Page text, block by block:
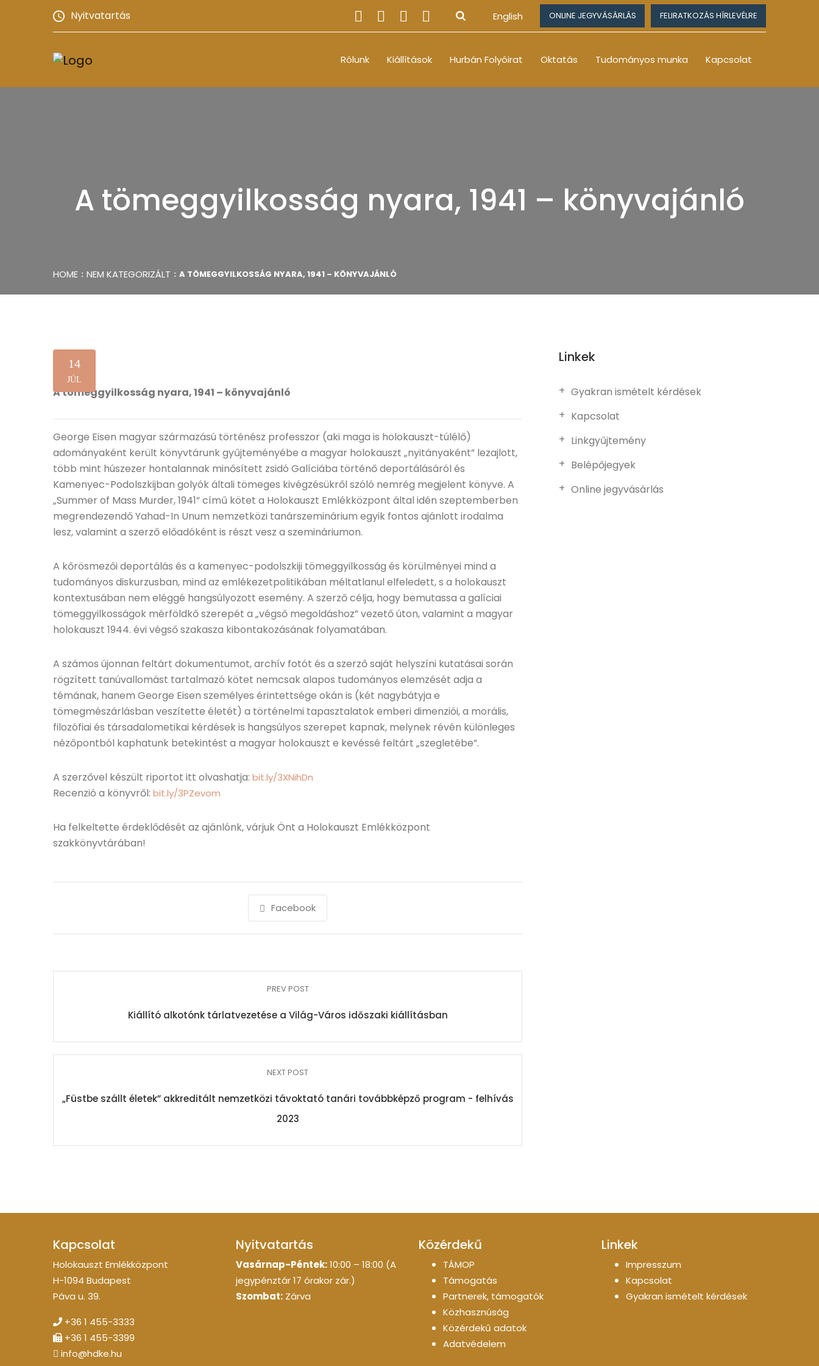
Nyitvatartás English ONLINE JEGYVÁSÁRLÁS FELIRATKOZÁS HÍRLEVÉLRE
Rólunk Kiállítások Hurbán Folyóirat Oktatás Tudományos munka Kapcsolat
A tömeggyilkosság nyara, 1941 – könyvajánló
HOME NEM KATEGORIZÁLT A TÖMEGGYILKOSSÁG NYARA, 1941 – KÖNYVAJÁNLÓ
14
JÚL
A tömeggyilkosság nyara, 1941 – könyvajánló
George Eisen magyar származású történész professzor (aki maga is holokauszt-túlélő)
adományaként került könyvtárunk gyűjteményébe a magyar holokauszt „nyitányaként” lezajlott,
több mint húszezer hontalannak minősített zsidó Galíciába történő deportálásáról és
Kamenyec-Podolszkijban golyók általi tömeges kivégzésükről szóló nemrég megjelent könyve. A
„Summer of Mass Murder, 1941” című kötet a Holokauszt Emlékközpont által idén szeptemberben
megrendezendő Yahad-In Unum nemzetközi tanárszeminárium egyik fontos ajánlott irodalma
lesz, valamint a szerző előadóként is részt vesz a szemináriumon.
A kőrösmezői deportálás és a kamenyec-podolszkiji tömeggyilkosság és körülményei mind a
tudományos diskurzusban, mind az emlékezetpolitikában méltatlanul elfeledett, s a holokauszt
kontextusában nem eléggé hangsúlyozott esemény. A szerző célja, hogy bemutassa a galíciai
tömeggyilkosságok mérföldkő szerepét a „végső megoldáshoz” vezető úton, valamint a magyar
holokauszt 1944. évi végső szakasza kibontakozásának folyamatában.
A számos újonnan feltárt dokumentumot, archív fotót és a szerző saját helyszíni kutatásai során
rögzített tanúvallomást tartalmazó kötet nemcsak alapos tudományos elemzését adja a
témának, hanem George Eisen személyes érintettsége okán is (két nagybátyja e
tömegmészárlásban veszítette életét) a történelmi tapasztalatok emberi dimenziói, a morális,
filozófiai és társadalometikai kérdések is hangsúlyos szerepet kapnak, melynek révén különleges
nézőpontból kaphatunk betekintést a magyar holokauszt e kevéssé feltárt „szegletébe”.
A szerzővel készült riportot itt olvashatja: bit.ly/3XNihDn
Recenzió a könyvről: bit.ly/3PZevom
Ha felkeltette érdeklődését az ajánlónk, várjuk Önt a Holokauszt Emlékközpont
szakkönyvtárában!
Facebook
PREV POST
Kiállító alkotónk tárlatvezetése a Világ-Város időszaki kiállításban
NEXT POST
„Füstbe szállt életek” akkreditált nemzetközi távoktató tanári továbbképző program - felhívás
2023
Linkek
Gyakran ismételt kérdések
Kapcsolat
Linkgyűjtemény
Belépőjegyek
Online jegyvásárlás
Kapcsolat
Holokauszt Emlékközpont
H-1094 Budapest
Páva u. 39.
+36 1 455-3333
+36 1 455-3399
info@hdke.hu
Nyitvatartás
Vasárnap-Péntek:10:00 – 18:00 (A
jegypénztár 17 órakor zár.)
Szombat: Zárva
Közérdekű
TÁMOP
Támogatás
Partnerek, támogatók
Közhasznúság
Közérdekű adatok
Adatvédelem
Linkek
Impresszum
Kapcsolat
Gyakran ismételt kérdések